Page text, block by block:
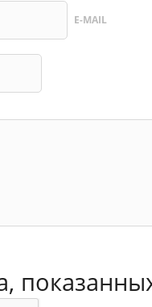
E-MAIL